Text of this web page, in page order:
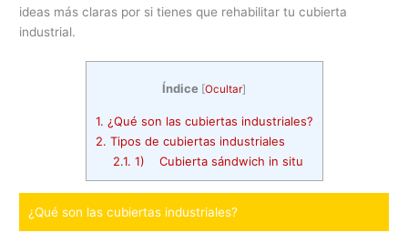
ideas más claras por si tienes que rehabilitar tu cubierta
industrial.
Índice [Ocultar]
1. ¿Qué son las cubiertas industriales?
2. Tipos de cubiertas industriales
2.1. 1) Cubierta sándwich in situ
¿Qué son las cubiertas industriales?